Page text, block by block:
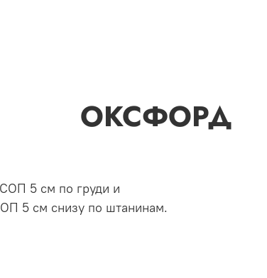
ОКСФОРД
5 см по груди и
5 см снизу по штанинам.